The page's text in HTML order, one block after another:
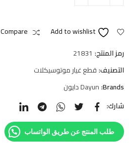
Add to wishlist
Compare
رمز المنتج: 21831
التصنيف:قطع غيار موتوسيكلات
Brands: Dayun دايون
شارك:
طلب المنتج عن طريق الواتساب